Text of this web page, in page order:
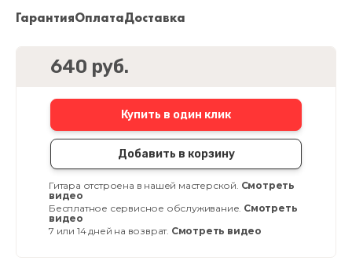
ГарантияОплатаДоставка
640 руб.
Купить в один клик
Добавить в корзину
Гитара отстроена в нашей мастерской. Смотреть
видео
Бесплатное сервисное обслуживание. Смотреть
видео
7 или 14 дней на возврат. Смотреть видео